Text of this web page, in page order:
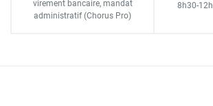
virement bancaire, mandat
administratif (Chorus Pro)
8h30-12h